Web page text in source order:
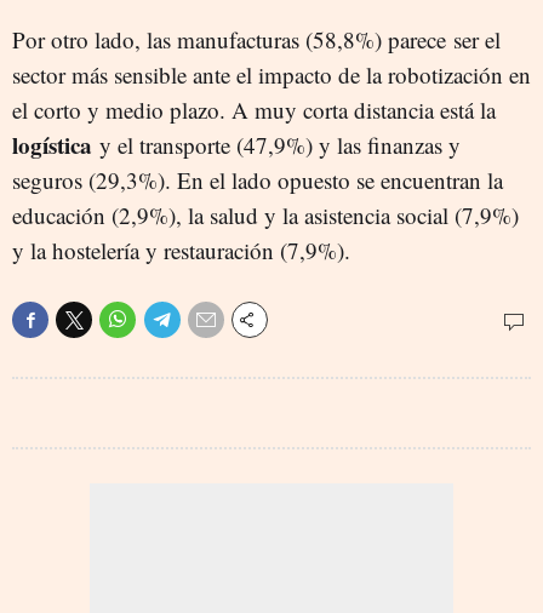
Por otro lado, las manufacturas (58,8%) parece ser el
sector más sensible ante el impacto de la robotización en
el corto y medio plazo. A muy corta distancia está la
logística y el transporte (47,9%) y las finanzas y
seguros (29,3%). En el lado opuesto se encuentran la
educación (2,9%), la salud y la asistencia social (7,9%)
y la hostelería y restauración (7,9%).